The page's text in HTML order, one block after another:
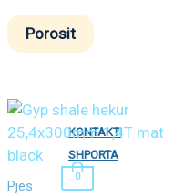
KONTAKTI
SHPORTA
0
Porosit
Pjes